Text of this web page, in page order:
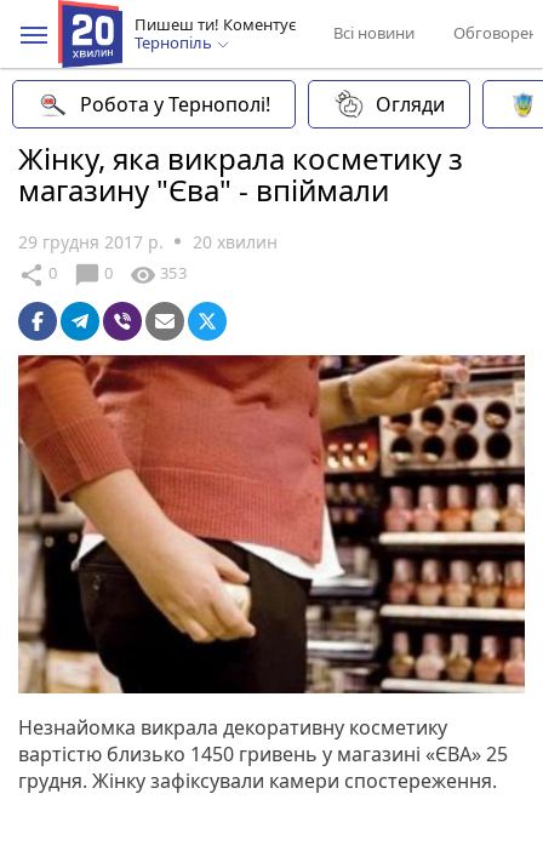
Пишеш ти! Коментує
Тернопіль
Всі новини
Робота у Тернополі! Огляди
Жінку, яка викрала косметику з
магазину "Єва" - впіймали
29 грудня 2017 р. 20 хвилин
share 0 chat_bubble 0 visibility 353
Незнайомка викрала декоративну косметику
вартістю близько 1450 гривень у магазині «ЄВА» 25
грудня. Жінку зафіксували камери спостереження.